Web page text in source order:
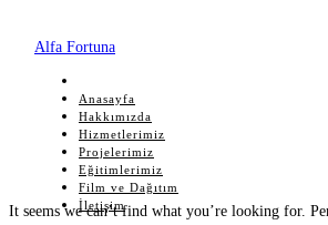
Alfa Fortuna
Anasayfa
Hakkımızda
Hizmetlerimiz
Projelerimiz
Eğitimlerimiz
Film ve Dağıtım
İletişim
It seems we can’t find what you’re looking for.